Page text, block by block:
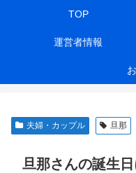
TOP
運営者情報
夫婦・カップル 旦那
旦那さんの誕生